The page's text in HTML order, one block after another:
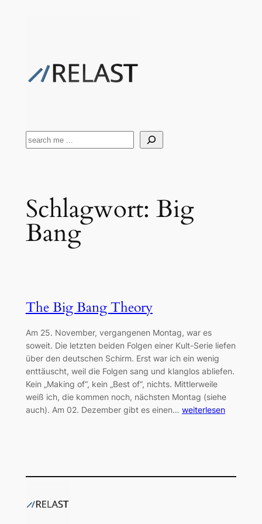
Suchen
Schlagwort: Big
Bang
The Big Bang Theory
Am 25. November, vergangenen Montag, war es
soweit. Die letzten beiden Folgen einer Kult-Serie liefen
über den deutschen Schirm. Erst war ich ein wenig
enttäuscht, weil die Folgen sang und klanglos abliefen.
Kein „Making of“, kein „Best of“, nichts. Mittlerweile
weiß ich, die kommen noch, nächsten Montag (siehe
auch). Am 02. Dezember gibt es einen… weiterlesen